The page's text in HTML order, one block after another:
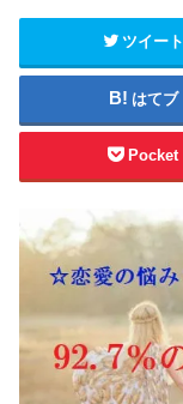
ツイート
はてブ
Pocket